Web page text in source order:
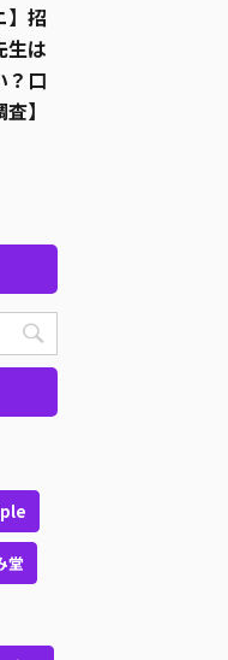
】招
生は
？口
】
堂